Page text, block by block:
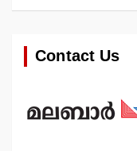
Contact Us